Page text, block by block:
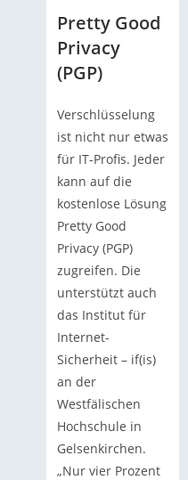
Pretty Good
Privacy
(PGP)
Verschlüsselung
ist nicht nur etwas
für IT-Profis. Jeder
kann auf die
kostenlose Lösung
Pretty Good
Privacy (PGP)
zugreifen. Die
unterstützt auch
das Institut für
Internet-
Sicherheit – if(is)
an der
Westfälischen
Hochschule in
Gelsenkirchen.
„Nur vier Prozent